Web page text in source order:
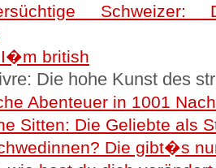
I�m british
Die hohe Kunst des
Abenteuer in 1001
Sitten: Die Geliebte als
Die gibt�s